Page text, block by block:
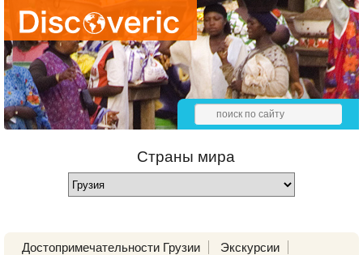
Страны мира
Достопримечательности Грузии
Экскурсии